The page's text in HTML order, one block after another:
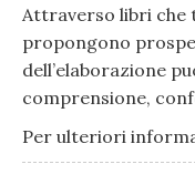
Attraverso libri che
propongono
dell’elaborazione
comprensione,
Per ulteriori